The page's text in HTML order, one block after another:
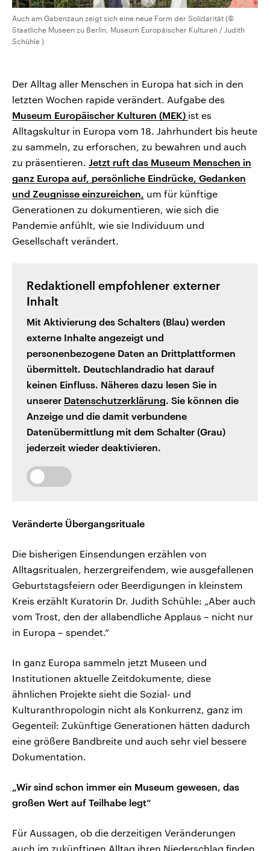
Auch am Gabenzaun zeigt sich eine neue Form der Solidarität (©
Staatliche Museen zu Berlin, Museum Europäischer Kulturen / Judith
Schühle )
Der Alltag aller Menschen in Europa hat sich in den
letzten Wochen rapide verändert. Aufgabe des
Museum Europäischer Kulturen (MEK) ist es
Alltagskultur in Europa vom 18. Jahrhundert bis heute
zu sammeln, zu erforschen, zu bewahren und auch
zu präsentieren. Jetzt ruft das Museum Menschen in
ganz Europa auf, persönliche Eindrücke, Gedanken
und Zeugnisse einzureichen, um für künftige
Generationen zu dokumentieren, wie sich die
Pandemie anfühlt, wie sie Individuum und
Gesellschaft verändert.
Redaktionell empfohlener externer
Inhalt
Mit Aktivierung des Schalters (Blau) werden
externe Inhalte angezeigt und
personenbezogene Daten an Drittplattformen
übermittelt. Deutschlandradio hat darauf
keinen Einfluss. Näheres dazu lesen Sie in
unserer Datenschutzerklärung. Sie können die
Anzeige und die damit verbundene
Datenübermittlung mit dem Schalter (Grau)
jederzeit wieder deaktivieren.
Veränderte Übergangsrituale
Die bisherigen Einsendungen erzählen von
Alltagsritualen, herzergreifendem, wie ausgefallenen
Geburtstagsfeiern oder Beerdigungen in kleinstem
Kreis erzählt Kuratorin Dr. Judith Schühle: „Aber auch
vom Trost, den der allabendliche Applaus – nicht nur
in Europa – spendet.“
In ganz Europa sammeln jetzt Museen und
Institutionen aktuelle Zeitdokumente, diese
ähnlichen Projekte sieht die Sozial- und
Kulturanthropologin nicht als Konkurrenz, ganz im
Gegenteil: Zukünftige Generationen hätten dadurch
eine größere Bandbreite und auch sehr viel bessere
Dokumentation.
„Wir sind schon immer ein Museum gewesen, das
großen Wert auf Teilhabe legt“
Für Aussagen, ob die derzeitigen Veränderungen
auch im zukünftigen Alltag ihren Niederschlag finden